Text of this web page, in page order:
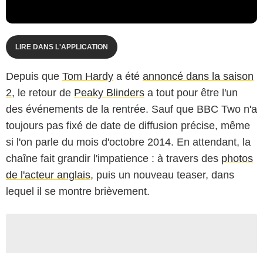
LIRE DANS L'APPLICATION
Depuis que Tom Hardy a été annoncé dans la saison
2, le retour de Peaky Blinders a tout pour être l'un
des événements de la rentrée. Sauf que BBC Two n'a
toujours pas fixé de date de diffusion précise, même
si l'on parle du mois d'octobre 2014. En attendant, la
chaîne fait grandir l'impatience : à travers des photos
de l'acteur anglais, puis un nouveau teaser, dans
lequel il se montre brièvement.